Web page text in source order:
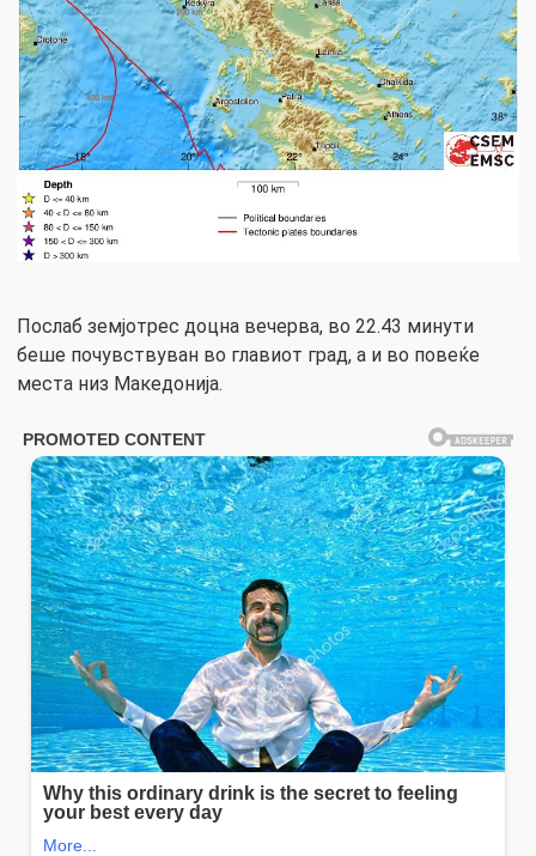
Послаб земјотрес доцна вечерва, во 22.43 минути
беше почувствуван во главиот град, а и во повеќе
места низ Македонија.